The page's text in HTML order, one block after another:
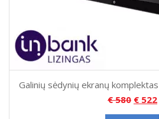
Galinių sėdynių ekranų
€580 € 522